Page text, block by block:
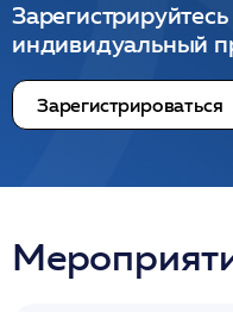
индивидуальный
Зарегистрироваться